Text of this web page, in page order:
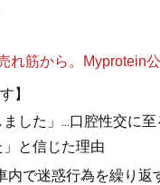
れ筋から。Myprotein
】
した」...口腔性交に
と信じた理由
で迷惑行為を繰り返